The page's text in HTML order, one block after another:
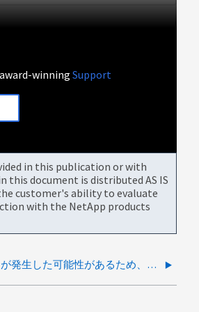
winningSupport
in this publication or with
document is distributed AS IS
customer's ability to evaluate
with the NetApp products
バッファオーバーランが発生した可能性があるため、複数のノードが継続的にパニック状態